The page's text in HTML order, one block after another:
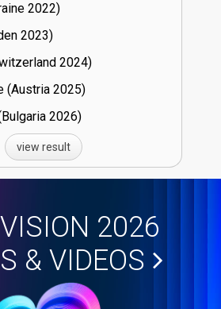
22)
23)
24)
(Austria
25)
26)
view result
2026
& VIDEOS